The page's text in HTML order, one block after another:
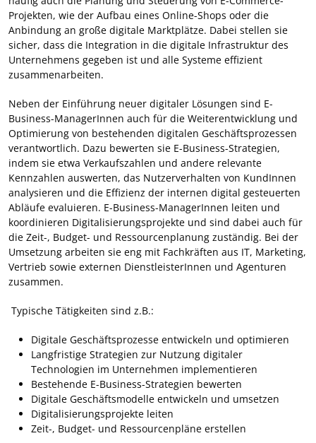
Projekten, wie der Aufbau eines Online-Shops oder die
Anbindung an große digitale Marktplätze. Dabei stellen sie
sicher, dass die Integration in die digitale Infrastruktur des
Unternehmens gegeben ist und alle Systeme effizient
zusammenarbeiten.
Neben der Einführung neuer digitaler Lösungen sind E-
Business-ManagerInnen auch für die Weiterentwicklung und
Optimierung von bestehenden digitalen Geschäftsprozessen
verantwortlich. Dazu bewerten sie E-Business-Strategien,
indem sie etwa Verkaufszahlen und andere relevante
Kennzahlen auswerten, das Nutzerverhalten von KundInnen
analysieren und die Effizienz der internen digital gesteuerten
Abläufe evaluieren. E-Business-ManagerInnen leiten und
koordinieren Digitalisierungsprojekte und sind dabei auch für
die Zeit-, Budget- und Ressourcenplanung zuständig. Bei der
Umsetzung arbeiten sie eng mit Fachkräften aus IT, Marketing,
Vertrieb sowie externen DienstleisterInnen und Agenturen
zusammen.
Typische Tätigkeiten sind z.B.:
Digitale Geschäftsprozesse entwickeln und optimieren
Langfristige Strategien zur Nutzung digitaler
Technologien im Unternehmen implementieren
Bestehende E-Business-Strategien bewerten
Digitale Geschäftsmodelle entwickeln und umsetzen
Digitalisierungsprojekte leiten
Zeit-, Budget- und Ressourcenpläne erstellen